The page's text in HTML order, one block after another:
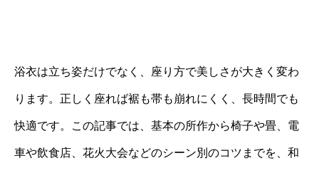
浴衣は立ち姿だけでなく、座り方で美しさが大きく変わ
ります。正しく座れば裾も帯も崩れにくく、長時間でも
快適です。この記事では、基本の所作から椅子や畳、電
車や飲食店、花火大会などのシーン別のコツまでを、和